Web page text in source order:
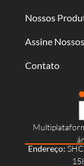
Endereço:
Nossos
Assine
Contato